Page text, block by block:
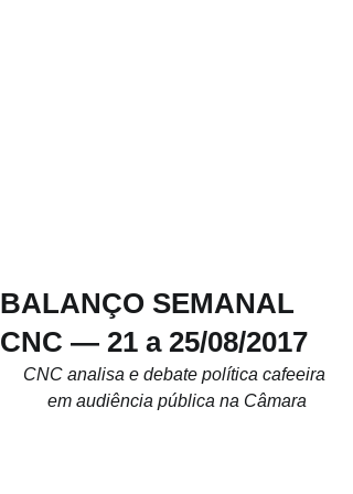
BALANÇO SEMANAL
CNC — 21 a 25/08/2017
CNC analisa e debate política cafeeira
em audiência pública na Câmara